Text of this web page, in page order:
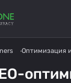
Оптимизация